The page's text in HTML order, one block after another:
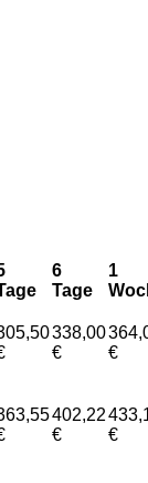
6
Tage
1
338,00
€
€
402,22
€
€